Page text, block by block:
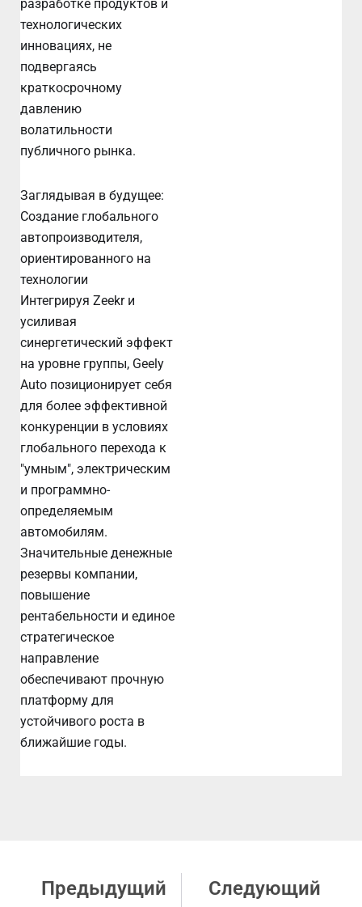
разработке продуктов и
технологических
инновациях, не
подвергаясь
краткосрочному
давлению
волатильности
публичного рынка.
Заглядывая в будущее:
Создание глобального
автопроизводителя,
ориентированного на
технологии
Интегрируя Zeekr и
усиливая
синергетический эффект
на уровне группы, Geely
Auto позиционирует себя
для более эффективной
конкуренции в условиях
глобального перехода к
"умным", электрическим
и программно-
определяемым
автомобилям.
Значительные денежные
резервы компании,
повышение
рентабельности и единое
стратегическое
направление
обеспечивают прочную
платформу для
устойчивого роста в
ближайшие годы.
Предыдущий Следующий